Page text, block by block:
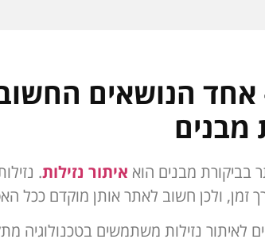
אחד הנושאים
מבנים
בביקורת מבנים הוא איתור נזילות.
זמן, ולכן חשוב לאתר אותן מוקדם ככל
לאיתור נזילות משתמשים בטכנולוגיה